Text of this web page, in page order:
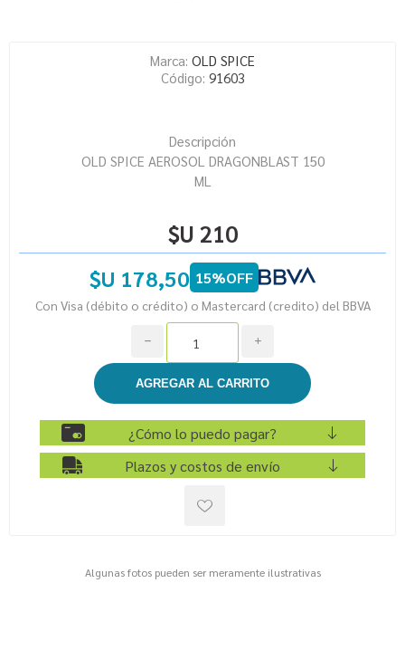
Marca: OLD SPICE
Código: 91603
Descripción
OLD SPICE AEROSOL DRAGONBLAST 150
ML
$U 210
$U 178,50 15%OFF
Con Visa (débito o crédito) o Mastercard (credito) del BBVA
i
h
¿Cómo lo puedo pagar?
Plazos y costos de envío
Algunas fotos pueden ser meramente ilustrativas